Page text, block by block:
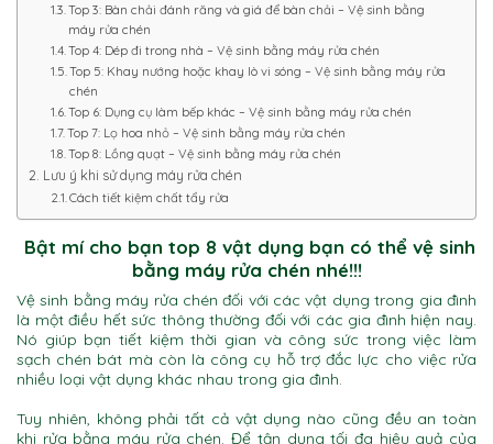
Top 3: Bàn chải đánh răng và giá để bàn chải – Vệ sinh bằng
máy rửa chén
Top 4: Dép đi trong nhà – Vệ sinh bằng máy rửa chén
Top 5: Khay nướng hoặc khay lò vi sóng – Vệ sinh bằng máy rửa
chén
Top 6: Dụng cụ làm bếp khác – Vệ sinh bằng máy rửa chén
Top 7: Lọ hoa nhỏ – Vệ sinh bằng máy rửa chén
Top 8: Lồng quạt – Vệ sinh bằng máy rửa chén
Lưu ý khi sử dụng máy rửa chén
Cách tiết kiệm chất tẩy rửa
Bật mí cho bạn top 8 vật dụng bạn có thể vệ sinh
bằng máy rửa chén nhé!!!
Vệ sinh bằng máy rửa chén đối với các vật dụng trong gia đình
là một điều hết sức thông thường đối với các gia đình hiện nay.
Nó giúp bạn tiết kiệm thời gian và công sức trong việc làm
sạch chén bát mà còn là công cụ hỗ trợ đắc lực cho việc rửa
nhiều loại vật dụng khác nhau trong gia đình.
Tuy nhiên, không phải tất cả vật dụng nào cũng đều an toàn
khi rửa bằng máy rửa chén. Để tận dụng tối đa hiệu quả của